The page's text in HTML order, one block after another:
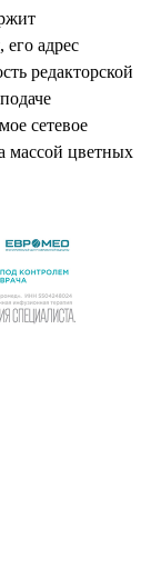
адрес
редакторской
сетевое
массой цветных